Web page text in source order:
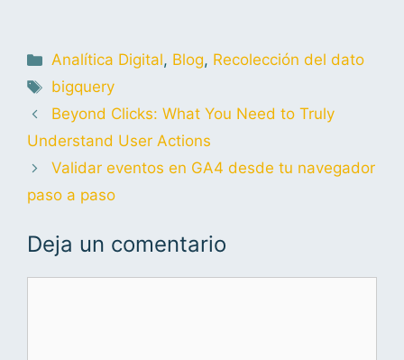
Analítica Digital, Blog, Recolección del dato
bigquery
Beyond Clicks: What You Need to Truly
Understand User Actions
Validar eventos en GA4 desde tu navegador
paso a paso
Deja un comentario